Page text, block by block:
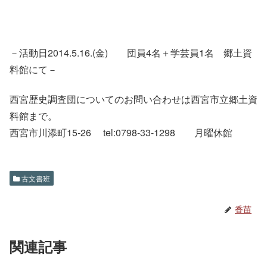
－活動日2014.5.16.(金) 団員4名＋学芸員1名 郷土資
料館にて－
西宮歴史調査団についてのお問い合わせは西宮市立郷土資
料館まで。
西宮市川添町15-26 tel:0798-33-1298 月曜休館
古文書班
香苗
関連記事